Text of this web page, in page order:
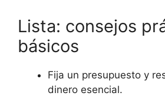
Lista: consejos
básicos
Fija un presupuesto y
dinero esencial.